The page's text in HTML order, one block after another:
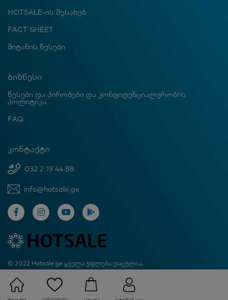
სურვილები
HOTSALE-ის შესახებ
FACT SHEET
მიტანის წესები
ბიზნესი
წესები და პირობები და კონფიდენციალურობის
პოლიტიკა
FAQ
კონტაქტი
032 2 19 44 88
info@hotsale.ge
© 2022 Hotsale.ge ყველა უფლება დაცულია.
Created by Proservice